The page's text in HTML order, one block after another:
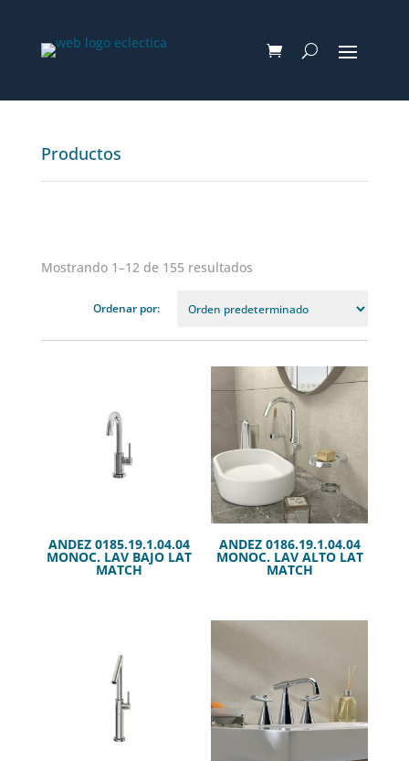
Productos
Mostrando 1–12 de 155 resultados
ANDEZ 0185.19.1.04.04
MONOC. LAV BAJO LAT
MATCH
ANDEZ 0186.19.1.04.04
MONOC. LAV ALTO LAT
MATCH